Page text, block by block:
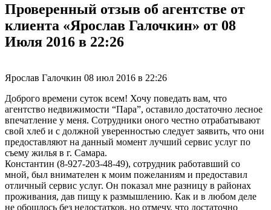
Проверенный отзыв об агентстве от
клиента «Ярослав Галочкин» от 08
Июля 2016 в 22:26
Ярослав Галочкин 08 июл 2016 в 22:26
Доброго времени суток всем! Хочу поведать вам, что
агентство недвижимости “Пара”, оставило достаточно лесное
впечатление у меня. Сотрудники оного честно отрабатывают
свой хлеб и с должной уверенностью следует заявить, что они
предоставляют на данный момент лучший сервис услуг по
съему жилья в г. Самара.
Константин (8-927-203-48-49), сотрудник работавший со
мной, был внимателен к моим пожеланиям и предоставил
отличный сервис услуг. Он показал мне разницу в районах
проживания, дав пищу к размышлению. Как и в любом деле
не обошлось без недостатков, но отмечу, что достаточно